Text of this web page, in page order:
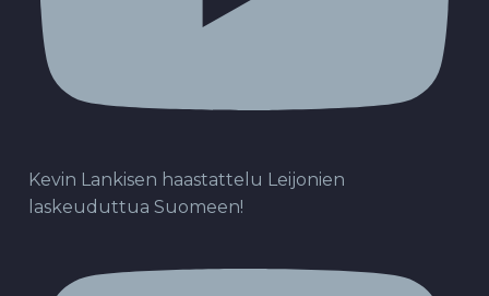
Kevin Lankisen haastattelu Leijonien
laskeuduttua Suomeen!